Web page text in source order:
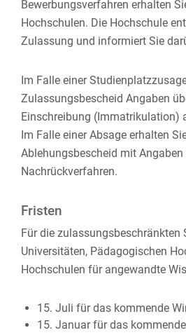
Bewerbungsverfahren erhalten
Hochschulen. Die Hochschule
Zulassung und informiert Sie
Im Falle einer
Zulassungsbescheid Angaben
Einschreibung (Immatrikulation)
Im Falle einer Absage erhalten
Ablehungsbescheid mit Angaben
Nachrückverfahren.
Fristen
Für die zulassungsbeschränkten
Universitäten, Pädagogischen
Hochschulen für angewandte
15. Juli für das kommende
15. Januar für das